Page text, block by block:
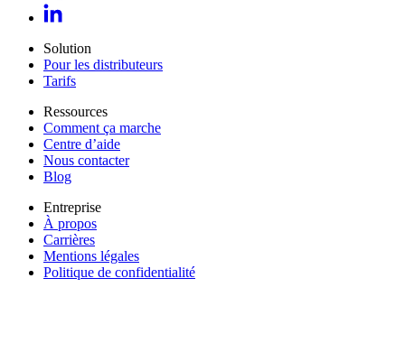
Solution
Pour les distributeurs
Tarifs
Ressources
Comment ça marche
Centre d’aide
Nous contacter
Blog
Entreprise
À propos
Carrières
Mentions légales
Politique de confidentialité